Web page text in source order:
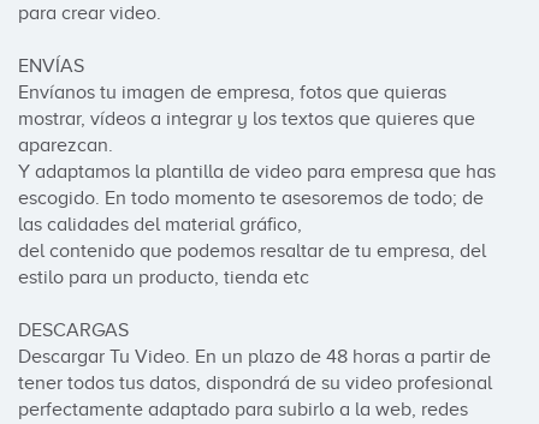
para crear video.
ENVÍAS
Envíanos tu imagen de empresa, fotos que quieras
mostrar, vídeos a integrar y los textos que quieres que
aparezcan.
Y adaptamos la plantilla de video para empresa que has
escogido. En todo momento te asesoremos de todo; de
las calidades del material gráfico,
del contenido que podemos resaltar de tu empresa, del
estilo para un producto, tienda etc
DESCARGAS
Descargar Tu Video. En un plazo de 48 horas a partir de
tener todos tus datos, dispondrá de su video profesional
perfectamente adaptado para subirlo a la web, redes